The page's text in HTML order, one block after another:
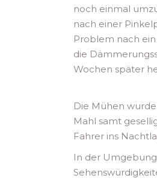
noch einmal
nach einer
Problem nach
die
Wochen später
Die Mühen
Mahl samt
Fahrer ins
In der